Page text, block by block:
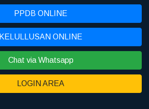
PPDB ONLINE
KELULLUSAN ONLINE
Chat via Whatsapp
LOGIN AREA